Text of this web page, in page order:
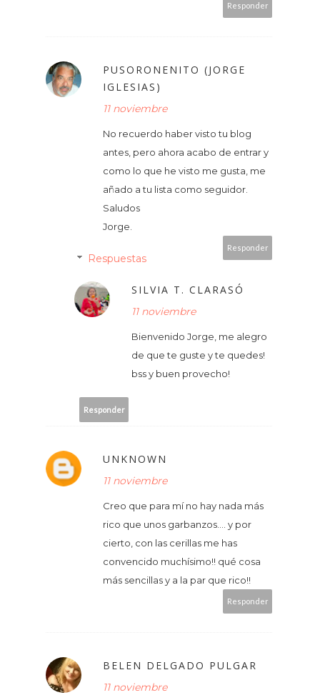
Responder
PUSORONENITO (JORGE
IGLESIAS)
11 noviembre
No recuerdo haber visto tu blog
antes, pero ahora acabo de entrar y
como lo que he visto me gusta, me
añado a tu lista como seguidor.
Saludos
Jorge.
Responder
Respuestas
SILVIA T. CLARASÓ
11 noviembre
Bienvenido Jorge, me alegro
de que te guste y te quedes!
bss y buen provecho!
Responder
UNKNOWN
11 noviembre
Creo que para mí no hay nada más
rico que unos garbanzos.... y por
cierto, con las cerillas me has
convencido muchísimo!! qué cosa
más sencillas y a la par que rico!!
Responder
BELEN DELGADO PULGAR
11 noviembre